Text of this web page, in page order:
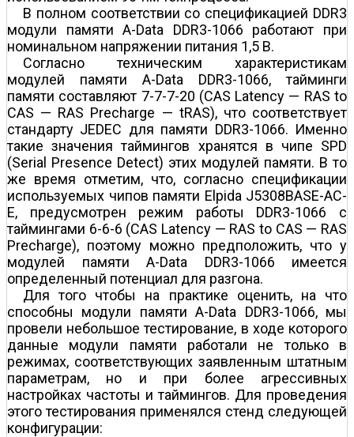
В полном соответствии со спецификацией DDR3
модули памяти A-Data DDR3-1066 работают при
номинальном напряжении питания 1,5 В.
Согласно техническим характеристикам
модулей памяти A-Data DDR3-1066, тайминги
памяти составляют 7-7-7-20 (CAS Latency — RAS to
CAS — RAS Precharge — tRAS), что соответствует
стандарту JEDEC для памяти DDR3-1066. Именно
такие значения таймингов хранятся в чипе SPD
(Serial Presence Detect) этих модулей памяти. В то
же время отметим, что, согласно спецификации
используемых чипов памяти Elpida J5308BASE-AC-
E, предусмотрен режим работы DDR3-1066 с
таймингами 6-6-6 (CAS Latency — RAS to CAS — RAS
Precharge), поэтому можно предположить, что у
модулей памяти A-Data DDR3-1066 имеется
определенный потенциал для разгона.
Для того чтобы на практике оценить, на что
способны модули памяти A-Data DDR3-1066, мы
провели небольшое тестирование, в ходе которого
данные модули памяти работали не только в
режимах, соответствующих заявленным штатным
параметрам, но и при более агрессивных
настройках частоты и таймингов. Для проведения
этого тестирования применялся стенд следующей
конфигурации: